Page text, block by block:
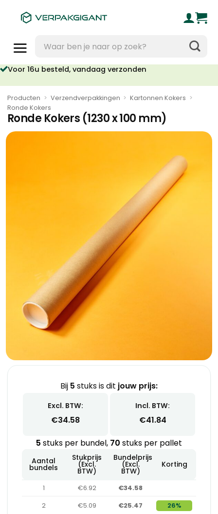
naar:
Voor 16u besteld, vandaag verzonden
Producten > Verzendverpakkingen > Kartonnen Kokers >
Ronde Kokers
Ronde Kokers (1230 x 100 mm)
Bij 5 stuks is dit jouw prijs:
Excl. BTW:
€34.58
Incl. BTW:
€41.84
5 stuks per bundel, 70 stuks per pallet
Aantal
bundels
Stukprijs
(Excl.
BTW)
Bundelprijs
(Excl.
BTW)
Korting
1 €6.92
€34.58
2
€5.09 €25.47 26%